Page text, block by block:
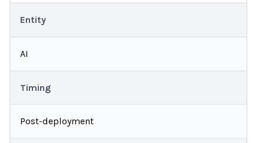
Entity
AI
Timing
Post-deployment